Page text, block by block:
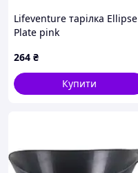
Lifeventure тарілка Ellipse
Plate pink
264 ₴
Купити